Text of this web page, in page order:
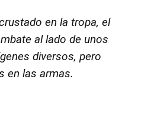
en la tropa, el
al lado de unos
diversos, pero
en las armas.